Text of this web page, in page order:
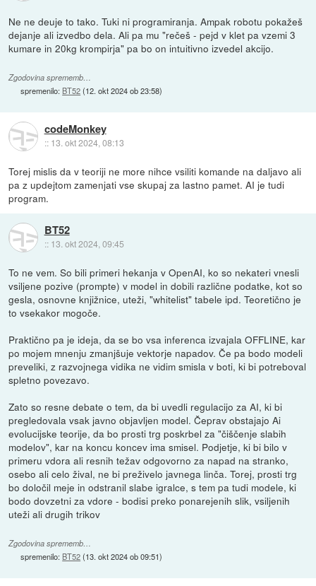
Ne ne deuje to tako. Tuki ni programiranja. Ampak robotu pokažeš
dejanje ali izvedbo dela. Ali pa mu "rečeš - pejd v klet pa vzemi 3
kumare in 20kg krompirja" pa bo on intuitivno izvedel akcijo.
Zgodovina sprememb…
spremenilo: BT52(12. okt 2024 ob 23:58)
codeMonkey
:: 13. okt 2024, 08:13
Torej mislis da v teoriji ne more nihce vsiliti komande na daljavo ali
pa z updejtom zamenjati vse skupaj za lastno pamet. AI je tudi
program.
BT52
:: 13. okt 2024, 09:45
To ne vem. So bili primeri hekanja v OpenAI, ko so nekateri vnesli
vsiljene pozive (prompte) v model in dobili različne podatke, kot so
gesla, osnovne knjižnice, uteži, "whitelist" tabele ipd. Teoretično je
to vsekakor mogoče.
Praktično pa je ideja, da se bo vsa inferenca izvajala OFFLINE, kar
po mojem mnenju zmanjšuje vektorje napadov. Če pa bodo modeli
preveliki, z razvojnega vidika ne vidim smisla v boti, ki bi potreboval
spletno povezavo.
Zato so resne debate o tem, da bi uvedli regulacijo za AI, ki bi
pregledovala vsak javno objavljen model. Čeprav obstajajo Ai
evolucijske teorije, da bo prosti trg poskrbel za "čiščenje slabih
modelov", kar na koncu koncev ima smisel. Podjetje, ki bi bilo v
primeru vdora ali resnih težav odgovorno za napad na stranko,
osebo ali celo žival, ne bi preživelo javnega linča. Torej, prosti trg
bo določil meje in odstranil slabe igralce, s tem pa tudi modele, ki
bodo dovzetni za vdore - bodisi preko ponarejenih slik, vsiljenih
uteži ali drugih trikov
Zgodovina sprememb…
spremenilo: BT52(13. okt 2024 ob 09:51)